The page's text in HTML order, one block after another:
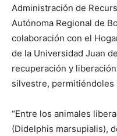
Administración de
Autónoma Regional de
colaboración con el
de la Universidad Juan
recuperación y
silvestre, permitiéndoles
“Entre los animales
(Didelphis marsupialis),